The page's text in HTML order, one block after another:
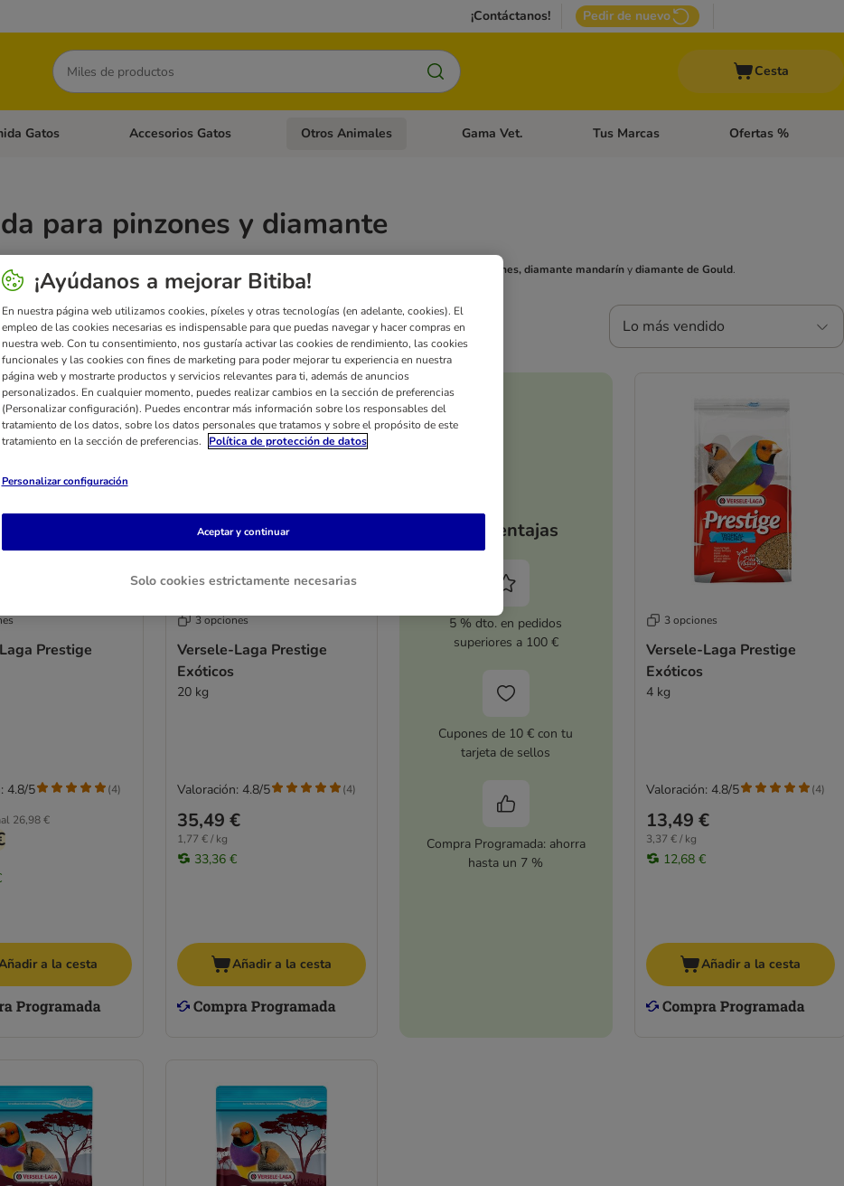
¡Contáctanos! Pedir de nuevo
Buscar
Cesta
de categoria abierto: Accesorios Perros
Gatos Menú de categoria abierto: Comida Gatos
Accesorios Gatos Menú de categoria abierto: Accesorios Gatos
Otros Animales Menú de categoria abierto: Otros Animales
Gama Vet. Menú de categoria abierto: Gama Vet.
Tus Marcas Menú de categoria
Ofertas %
para pinzones y diamante
alimentación equilibrada especialmente adaptada a las necesidades nutricionales de los pinzones,diamante mandarínydiamante de Gould.
Lo más vendido
Prestige
26,98 €
4.8/5 (4)
a la cesta
3 opciones
Versele-Laga Prestige
Exóticos
20 kg
35,49 €
1,77 € / kg
33,36 €
Valoración: 4.8/5 (4)
Añadir a la cesta
Tus ventajas
5 % dto. en pedidos
superiores a 100 €
Cupones de 10 € con tu
tarjeta de sellos
Compra Programada: ahorra
hasta un 7 %
3 opciones
Versele-Laga Prestige
Exóticos
4 kg
13,49 €
3,37 € / kg
12,68 €
Valoración: 4.8/5 (4)
Añadir a la cesta
¡Ayúdanos a mejorar Bitiba!
En nuestra página web utilizamos cookies, píxeles y otras tecnologías (en adelante, cookies). El
empleo de las cookies necesarias es indispensable para que puedas navegar y hacer compras en
nuestra web. Con tu consentimiento, nos gustaría activar las cookies de rendimiento, las cookies
funcionales y las cookies con fines de marketing para poder mejorar tu experiencia en nuestra
página web y mostrarte productos y servicios relevantes para ti, además de anuncios
personalizados. En cualquier momento, puedes realizar cambios en la sección de preferencias
(Personalizar configuración). Puedes encontrar más información sobre los responsables del
tratamiento de los datos, sobre los datos personales que tratamos y sobre el propósito de este
tratamiento en la sección de preferencias.
Política de protección de datos
Personalizar configuración
Solo cookies estrictamente necesarias
Aceptar y continuar